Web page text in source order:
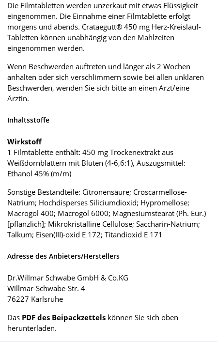
Die Filmtabletten werden unzerkaut mit etwas Flüssigkeit
eingenommen. Die Einnahme einer Filmtablette erfolgt
morgens und abends. Crataegutt® 450 mg Herz-Kreislauf-
Tabletten können unabhängig von den Mahlzeiten
eingenommen werden.
Wenn Beschwerden auftreten und länger als 2 Wochen
anhalten oder sich verschlimmern sowie bei allen unklaren
Beschwerden, wenden Sie sich bitte an einen Arzt/eine
Ärztin.
Inhaltsstoffe
Wirkstoff
1 Filmtablette enthält: 450 mg Trockenextrakt aus
Weißdornblättern mit Blüten (4-6,6:1), Auszugsmittel:
Ethanol 45% (m/m)
Sonstige Bestandteile: Citronensäure; Croscarmellose-
Natrium; Hochdisperses Siliciumdioxid; Hypromellose;
Macrogol 400; Macrogol 6000; Magnesiumstearat (Ph. Eur.)
[pflanzlich]; Mikrokristalline Cellulose; Saccharin-Natrium;
Talkum; Eisen(III)-oxid E 172; Titandioxid E 171
Adresse des Anbieters/Herstellers
Dr.Willmar Schwabe GmbH & Co.KG
Willmar-Schwabe-Str. 4
76227 Karlsruhe
Das PDF des Beipackzettels können Sie sich oben
herunterladen.